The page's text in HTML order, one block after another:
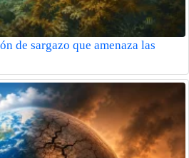
de sargazo que amenaza las